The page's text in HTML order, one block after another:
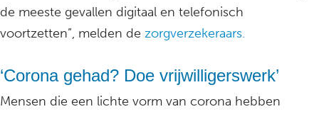
de meeste gevallen digitaal en telefonisch
voortzetten”, melden de zorgverzekeraars.
‘Corona gehad? Doe vrijwilligerswerk’
Mensen die een lichte vorm van corona hebben